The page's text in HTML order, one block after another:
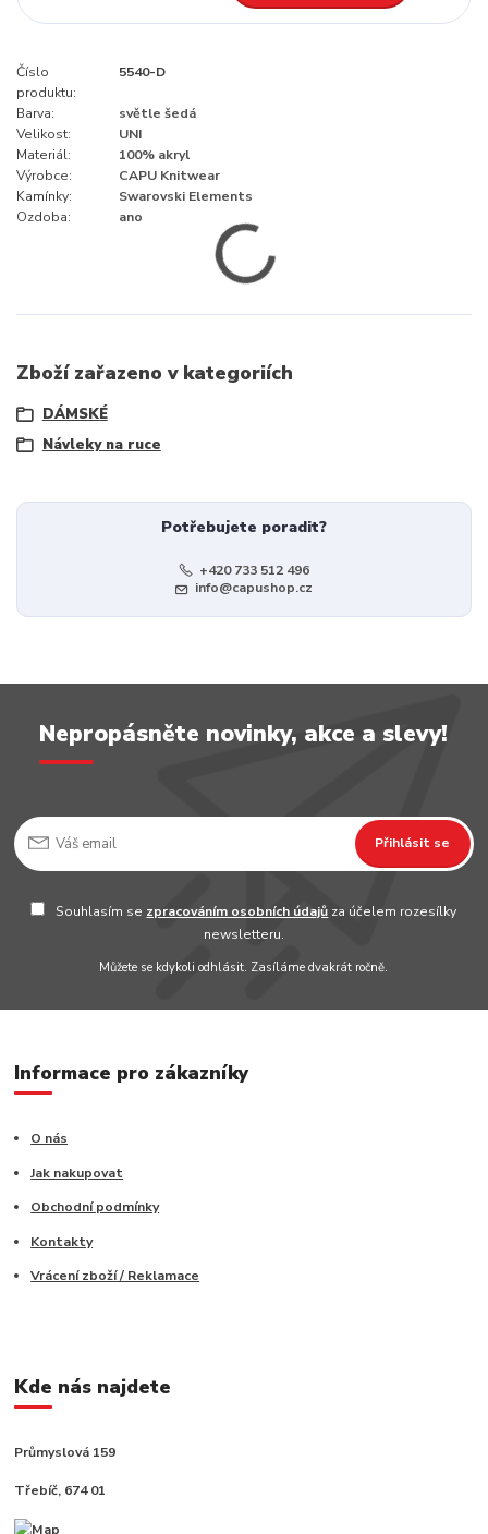
Číslo
produktu:
5540-D
Barva:
světle šedá
Velikost:
UNI
Materiál:
100% akryl
Výrobce:
CAPU Knitwear
Kamínky:
Swarovski Elements
Ozdoba:
ano
Zboží zařazeno v kategoriích
DÁMSKÉ
Návleky na ruce
Potřebujete poradit?
+420 733 512 496
info@capushop.cz
Nepropásněte novinky, akce a slevy!
Přihlásit se
Souhlasím se zpracováním osobních údajů za účelem rozesílky
newsletteru.
Můžete se kdykoli odhlásit. Zasíláme dvakrát ročně.
Informace pro zákazníky
O nás
Jak nakupovat
Obchodní podmínky
Kontakty
Vrácení zboží / Reklamace
Kde nás najdete
Průmyslová 159
Třebíč, 674 01